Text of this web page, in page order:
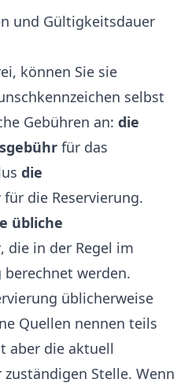
und Gültigkeitsdauer
können Sie sie
selbst
Gebühren an: die
für das
die
für die Reservierung.
übliche
, die in der Regel im
berechnet werden.
üblicherweise
Quellen nennen teils
aber die aktuell
Stelle. Wenn